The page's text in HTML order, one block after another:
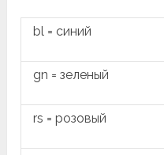
bl = синий
gn = зеленый
rs = розовый